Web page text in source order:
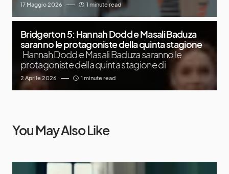
17 Maggio 2026 1 minute read
Bridgerton 5: Hannah Dodd e Masali Baduza
saranno le protagoniste della quinta stagione
Hannah Dodd e Masali Baduza saranno le
protagoniste della quinta stagione di
2 Aprile 2026 1 minute read
You May Also Like